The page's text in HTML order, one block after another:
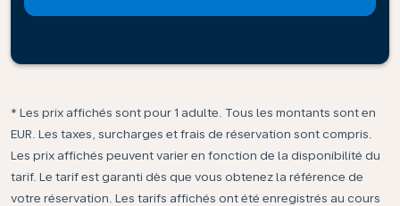
* Les prix affichés sont pour 1 adulte. Tous les montants sont en
EUR. Les taxes, surcharges et frais de réservation sont compris.
Les prix affichés peuvent varier en fonction de la disponibilité du
tarif. Le tarif est garanti dès que vous obtenez la référence de
votre réservation. Les tarifs affichés ont été enregistrés au cours